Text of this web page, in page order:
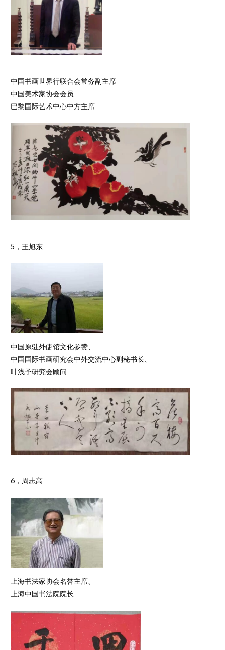
中国书画世界行联合会常务副主席
中国美术家协会会员
巴黎国际艺术中心中方主席
5，王旭东
中国原驻外使馆文化参赞、
中国国际书画研究会中外交流中心副秘书长、
叶浅予研究会顾问
6，周志高
上海书法家协会名誉主席、
上海中国书法院院长